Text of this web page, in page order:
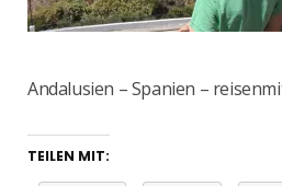
Andalusien – Spanien –
TEILEN MIT: